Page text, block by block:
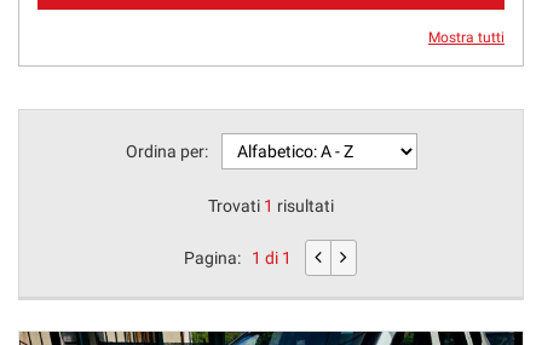
Mostra tutti
Ordina per:
Trovati 1 risultati
Pagina: 1 di 1